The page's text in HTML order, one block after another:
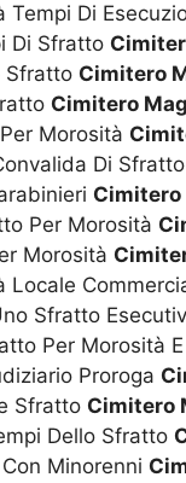
Di
Di Sfratto
Sfratto Cimitero
Cimitero
Morosità
Di Sfratto
Cimitero
Per Morosità
Morosità
Locale
Sfratto
Per Morosità
Proroga
Sfratto Cimitero
Dello Sfratto
Minorenni